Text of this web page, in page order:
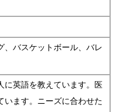
、バスケットボール、バレ
に英語を教えています。医
います。ニーズに合わせた